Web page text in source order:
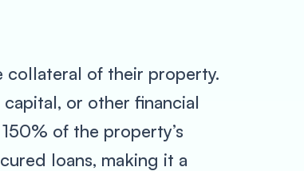
collateral of their property.
or other financial
of the property’s
loans, making it a